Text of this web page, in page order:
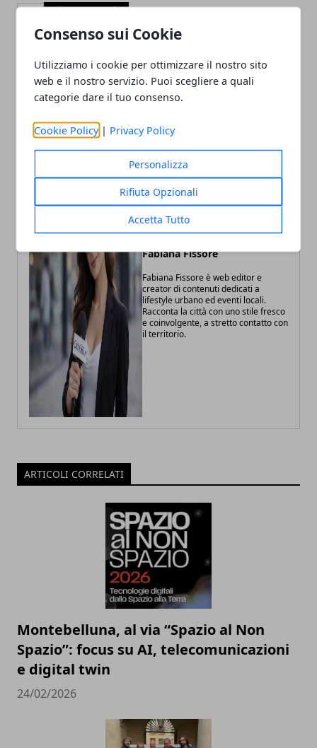
Consenso sui Cookie
Utilizziamo i cookie per ottimizzare il nostro sito
web e il nostro servizio. Puoi scegliere a quali
categorie dare il tuo consenso.
Cookie Policy | Privacy Policy
Personalizza
Rifiuta Opzionali
Accetta Tutto
Facebook
TwitterWhatsapp
Articolo Precedente
Veneto-Vietnam, Pavanetto
incontra Nguyen Phuong
Anh
Articolo Successivo
Fabiana Fissore
Fabiana Fissore è web editor e
creator di contenuti dedicati a
lifestyle urbano ed eventi locali.
Racconta la città con uno stile fresco
e coinvolgente, a stretto contatto con
il territorio.
ARTICOLI CORRELATI
Montebelluna, al via “Spazio al Non
Spazio”: focus su AI, telecomunicazioni
e digital twin
24/02/2026